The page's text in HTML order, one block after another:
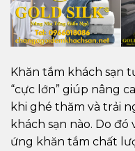
Khăn tắm khách sạn
“cực lớn” giúp nâng
khi ghé thăm và trải
khách sạn nào. Do
ứng khăn tắm chất